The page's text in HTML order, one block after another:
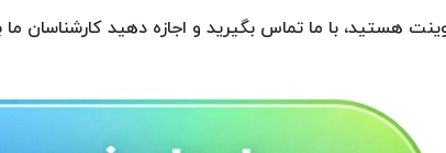
هستید، با ما تماس بگیرید و اجازه دهید کارشناسان